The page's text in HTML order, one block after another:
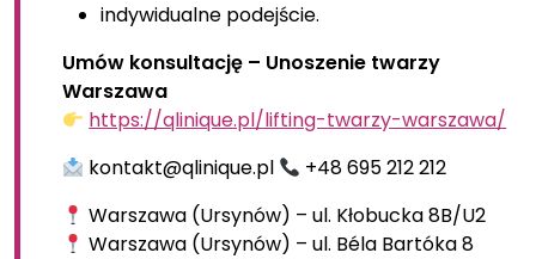
indywidualne podejście.
Umów konsultację – Unoszenie twarzy
Warszawa
https://qlinique.pl/lifting-twarzy-warszawa/
kontakt@qlinique.pl
+48 695 212 212
Warszawa (Ursynów) – ul. Kłobucka 8B/U2
Warszawa (Ursynów) – ul. Béla Bartóka 8